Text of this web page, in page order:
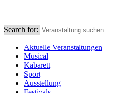
Search for:
Aktuelle Veranstaltungen
Musical
Kabarett
Sport
Ausstellung